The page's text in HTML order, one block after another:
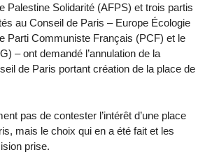
Palestine Solidarité (AFPS) et trois partis
au Conseil de Paris – Europe Écologie
Parti Communiste Français (PCF) et le
– ont demandé l’annulation de la
de Paris portant création de la place de
pas de contester l’intérêt d’une place
mais le choix qui en a été fait et les
prise.